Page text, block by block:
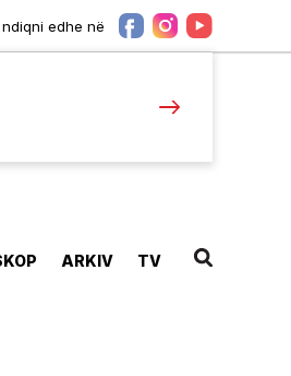
ndiqni edhe në
ARKIV TV